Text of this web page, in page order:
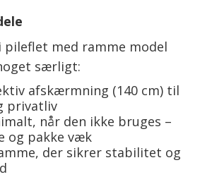
pileflet med ramme model
særligt:
afskærmning (140 cm) til
privatliv
når den ikke bruges –
og pakke væk
der sikrer stabilitet og